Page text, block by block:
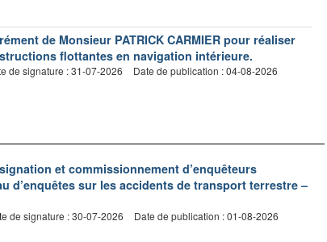
de Monsieur PATRICK CARMIER pour réaliser
flottantes en navigation intérieure.
de signature : 31-07-2026 Date de publication : 04-08-2026
et commissionnement d’enquêteurs
d’enquêtes sur les accidents de transport terrestre –
de signature : 30-07-2026 Date de publication : 01-08-2026